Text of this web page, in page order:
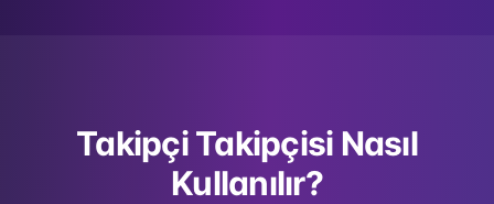
Takipçi Takipçisi Nasıl
Kullanılır?